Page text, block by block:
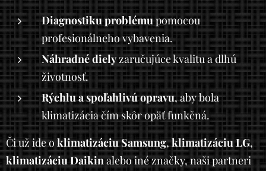
Diagnostiku problémupomocou
profesionálneho vybavenia.
Náhradné diely zaručujúce kvalitu a dlhú
životnosť.
Rýchlu a spoľahlivú opravu, aby bola
klimatizácia čím skôr opäť funkčná.
Či už ide o klimatizáciu Samsung,klimatizáciu LG,
klimatizáciu Daikinalebo iné značky, naši partneri